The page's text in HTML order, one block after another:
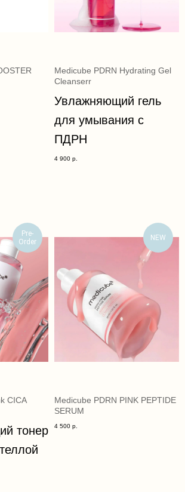
Medicube PDRN Hydrating Gel
Cleanserr
Увлажняющий гель
для умывания с
ПДРН
4 900 р.
Pre-
Order
CICA
тонер
NEW
Medicube PDRN PINK PEPTIDE
SERUM
4 500 р.